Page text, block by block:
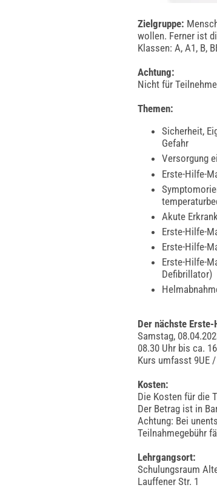
Zielgruppe:
wollen. Ferner ist
Klassen: A, A1, B,
Achtung:
Nicht für
Themen:
Sicherheit,
Gefahr
Versorgung
Erste-Hilfe-
Akute
Erste-Hilfe-
Erste-Hilfe-
Erste-Hilfe-
Defibrillator)
Der nächste
Samstag,
08.30 Uhr bis ca.
Kurs umfasst 9UE
Kosten:
Die Kosten für die
Der Betrag ist in
Achtung: Bei
Teilnahmegebühr
Lehrgangsort:
Schulungsraum
Lauffener Str. 1